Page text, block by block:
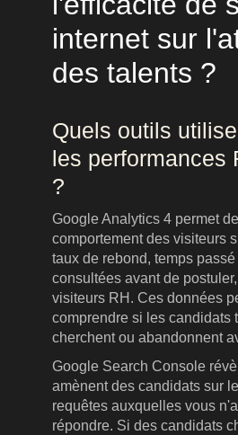
internet sur
des talents ?
Quels outils
les performances
?
Google Analytics 4 permet
comportement des visiteurs
taux de rebond, temps
consultées avant de
visiteurs RH. Ces données
comprendre si les candidats
cherchent ou abandonnent
Google Search Console
amènent des candidats sur
requêtes auxquelles vous
répondre. Si des candidats